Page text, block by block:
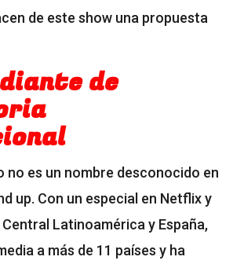
de este show una propuesta
de
no es un nombre desconocido en
up. Con un especial en Netflix y
Latinoamérica y España,
a más de 11 países y ha